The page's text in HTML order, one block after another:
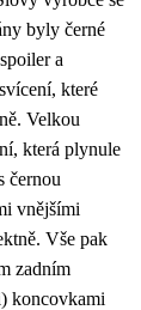
byly černé
a
které
Velkou
která plynule
černou
vnějšími
Vše pak
zadním
koncovkami